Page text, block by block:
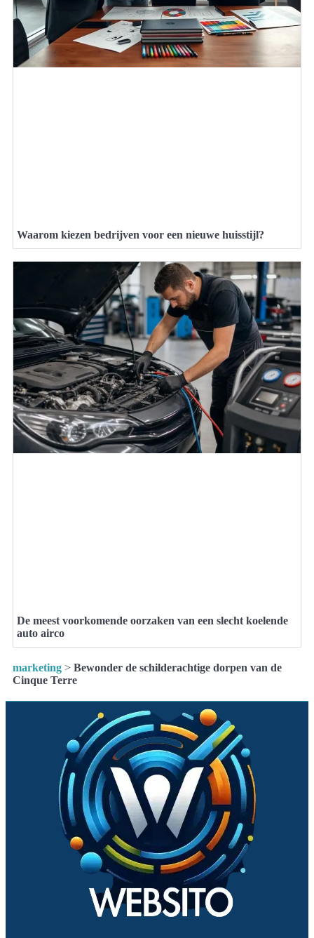
Waarom kiezen bedrijven voor een nieuwe huisstijl?
De meest voorkomende oorzaken van een slecht koelende
auto airco
marketing > Bewonder de schilderachtige dorpen van de
Cinque Terre